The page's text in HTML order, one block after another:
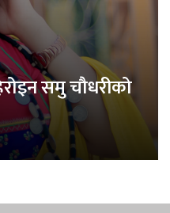
समु चौधरीको